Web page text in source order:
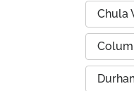
Chula